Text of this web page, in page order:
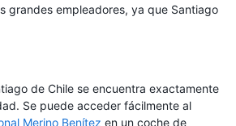
grandes empleadores, ya que Santiago
de Chile se encuentra exactamente
Se puede acceder fácilmente al
Merino Benítez en un coche de